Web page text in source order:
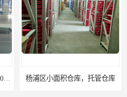
杨浦区小面积仓库，托管仓库